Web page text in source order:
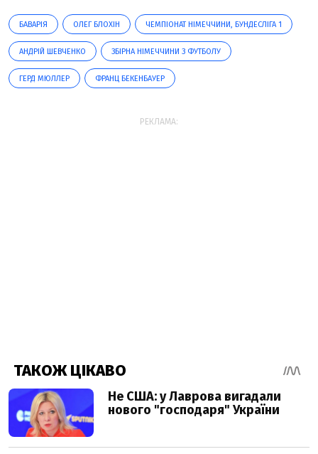
БАВАРІЯ ОЛЕГ БЛОХІН ЧЕМПІОНАТ НІМЕЧЧИНИ, БУНДЕСЛІГА 1
АНДРІЙ ШЕВЧЕНКО ЗБІРНА НІМЕЧЧИНИ З ФУТБОЛУ
ГЕРД МЮЛЛЕР ФРАНЦ БЕКЕНБАУЕР
РЕКЛАМА: